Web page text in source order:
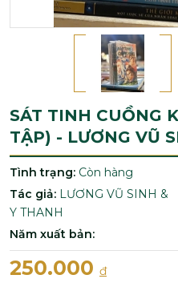
SÁT TINH CUỒNG
TẬP) - LƯƠNG VŨ
Tình trạng: Còn hàng
Tác giả: LƯƠNG VŨ SINH &
Y THANH
Năm xuất bản:
250.000 đ